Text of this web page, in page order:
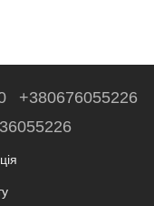
+380676055226